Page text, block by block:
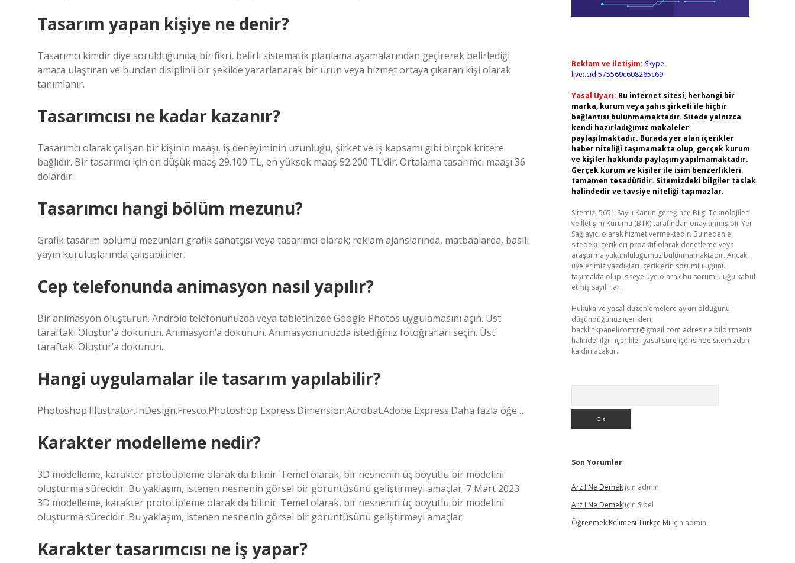
Tasarım yapan kişiye ne denir?
Tasarımcı kimdir diye sorulduğunda; bir fikri, belirli sistematik planlama aşamalarından geçirerek belirlediği
amaca ulaştıran ve bundan disiplinli bir şekilde yararlanarak bir ürün veya hizmet ortaya çıkaran kişi olarak
tanımlanır.
Tasarımcısı ne kadar kazanır?
Tasarımcı olarak çalışan bir kişinin maaşı, iş deneyiminin uzunluğu, şirket ve iş kapsamı gibi birçok kritere
bağlıdır. Bir tasarımcı için en düşük maaş 29.100 TL, en yüksek maaş 52.200 TL’dir. Ortalama tasarımcı maaşı 36
dolardır.
Tasarımcı hangi bölüm mezunu?
Grafik tasarım bölümü mezunları grafik sanatçısı veya tasarımcı olarak; reklam ajanslarında, matbaalarda, basılı
yayın kuruluşlarında çalışabilirler.
Cep telefonunda animasyon nasıl yapılır?
Bir animasyon oluşturun. Android telefonunuzda veya tabletinizde Google Photos uygulamasını açın. Üst
taraftaki Oluştur’a dokunun. Animasyon’a dokunun. Animasyonunuzda istediğiniz fotoğrafları seçin. Üst
taraftaki Oluştur’a dokunun.
Hangi uygulamalar ile tasarım yapılabilir?
Photoshop.Illustrator.InDesign.Fresco.Photoshop Express.Dimension.Acrobat.Adobe Express.Daha fazla öğe…
Karakter modelleme nedir?
3D modelleme, karakter prototipleme olarak da bilinir. Temel olarak, bir nesnenin üç boyutlu bir modelini
oluşturma sürecidir. Bu yaklaşım, istenen nesnenin görsel bir görüntüsünü geliştirmeyi amaçlar. 7 Mart 2023
3D modelleme, karakter prototipleme olarak da bilinir. Temel olarak, bir nesnenin üç boyutlu bir modelini
oluşturma sürecidir. Bu yaklaşım, istenen nesnenin görsel bir görüntüsünü geliştirmeyi amaçlar.
Karakter tasarımcısı ne iş yapar?
Reklam ve İletişim: Skype:
live:.cid.575569c608265c69
Yasal Uyarı: Bu internet sitesi, herhangi bir
marka, kurum veya şahıs şirketi ile hiçbir
bağlantısı bulunmamaktadır. Sitede yalnızca
kendi hazırladığımız makaleler
paylaşılmaktadır. Burada yer alan içerikler
haber niteliği taşımamakta olup, gerçek kurum
ve kişiler hakkında paylaşım yapılmamaktadır.
Gerçek kurum ve kişiler ile isim benzerlikleri
tamamen tesadüfidir. Sitemizdeki bilgiler taslak
halindedir ve tavsiye niteliği taşımazlar.
Sitemiz, 5651 Sayılı Kanun gereğince Bilgi Teknolojileri
ve İletişim Kurumu (BTK) tarafından onaylanmış bir Yer
Sağlayıcı olarak hizmet vermektedir. Bu nedenle,
sitedeki içerikleri proaktif olarak denetleme veya
araştırma yükümlülüğümüz bulunmamaktadır. Ancak,
üyelerimiz yazdıkları içeriklerin sorumluluğunu
taşımakta olup, siteye üye olarak bu sorumluluğu kabul
etmiş sayılırlar.
Hukuka ve yasal düzenlemelere aykırı olduğunu
düşündüğünüz içerikleri,
backlinkpanelicomtr@gmail.com adresine bildirmeniz
halinde, ilgili içerikler yasal süre içerisinde sitemizden
kaldırılacaktır.
Son Yorumlar
Arz I Ne Demekiçin admin
Arz I Ne Demekiçin Sibel
Öğrenmek Kelimesi Türkçe Mi için admin